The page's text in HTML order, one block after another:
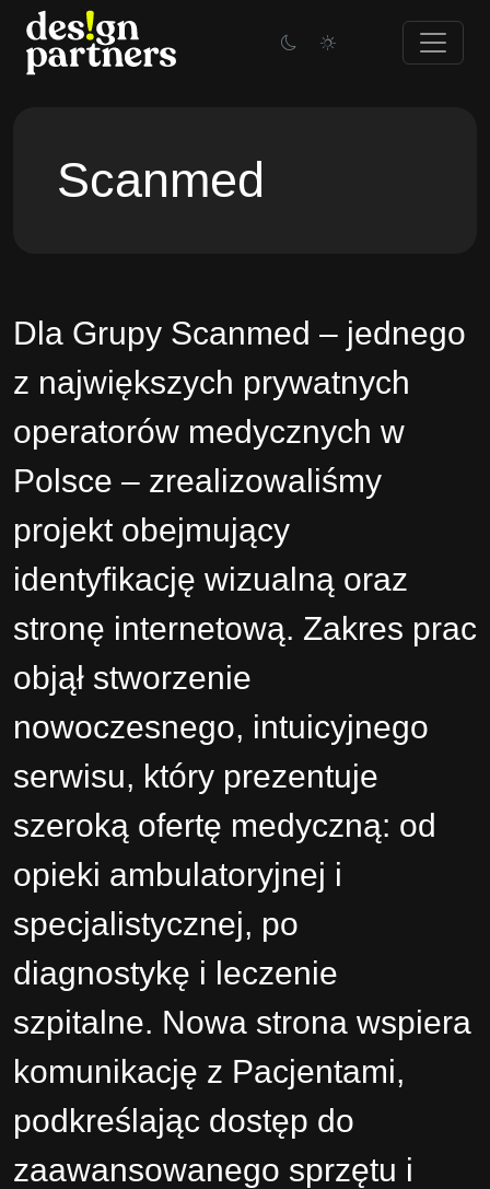
content
Scanmed
Dla Grupy Scanmed – jednego
z największych prywatnych
operatorów medycznych w
Polsce – zrealizowaliśmy
projekt obejmujący
identyfikację wizualną oraz
stronę internetową. Zakres prac
objął stworzenie
nowoczesnego, intuicyjnego
serwisu, który prezentuje
szeroką ofertę medyczną: od
opieki ambulatoryjnej i
specjalistycznej, po
diagnostykę i leczenie
szpitalne. Nowa strona wspiera
komunikację z Pacjentami,
podkreślając dostęp do
zaawansowanego sprzętu i